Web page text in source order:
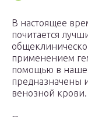
В настоящее
почитается
применением
помощью в наше
предназначены
венозной крови.